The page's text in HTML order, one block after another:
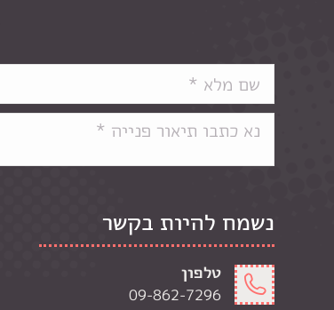
נשמח להיות בקשר
טלפון
09-862-7296